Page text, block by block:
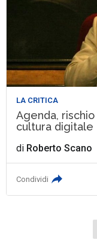
LA CRITICA
Agenda,
cultura digitale
di Roberto Scano
Condividi